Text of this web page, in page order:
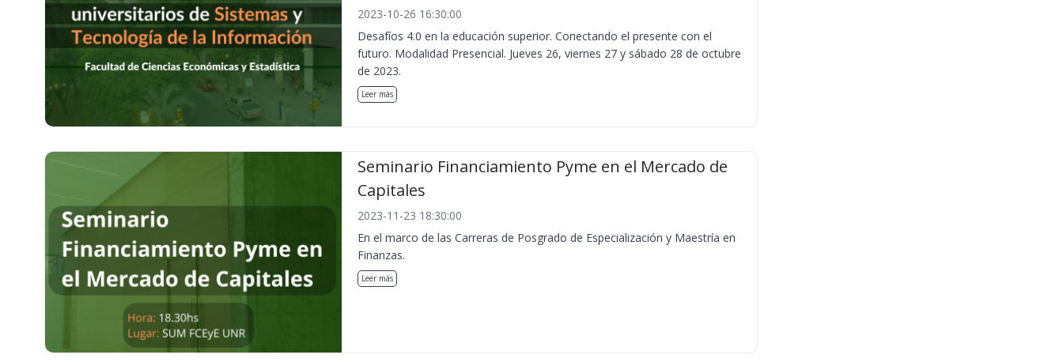
2023-10-26 16:30:00
Desafíos 4.0 en la educación superior. Conectando el presente con el
futuro. Modalidad Presencial. Jueves 26, viernes 27 y sábado 28 de octubre
de 2023.
Leer más
Seminario Financiamiento Pyme en el Mercado de
Capitales
2023-11-23 18:30:00
En el marco de las Carreras de Posgrado de Especialización y Maestría en
Finanzas.
Leer más